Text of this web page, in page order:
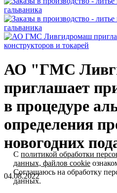
АО "ГМС
приглашает
в процедуре
определения
новогодних
04.08.2022
Сполитикой обработки
данных, файлов cookie
Соглашаюсь на обработку
данных.